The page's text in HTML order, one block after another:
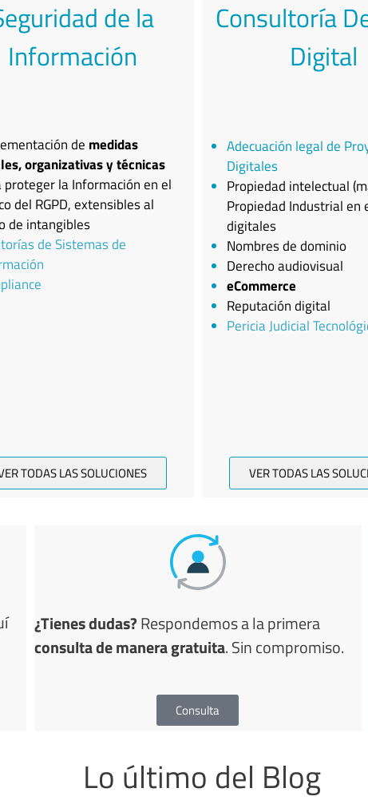
de la
Información
de medidas
organizativas y técnicas
proteger la Información en el
del RGPD, extensibles al
de intangibles
de Sistemas de
TODAS LAS SOLUCIONES
Consultoría
Digital
Adecuación legal de
Digitales
Propiedad intelectual
Propiedad Industrial en
digitales
Nombres de dominio
Derecho audiovisual
eCommerce
Reputación digital
Pericia Judicial
VER TODAS LAS
¿Tienes dudas?Respondemos a la primera
consulta de manera gratuita. Sin compromiso.
Consulta
Lo último del Blog